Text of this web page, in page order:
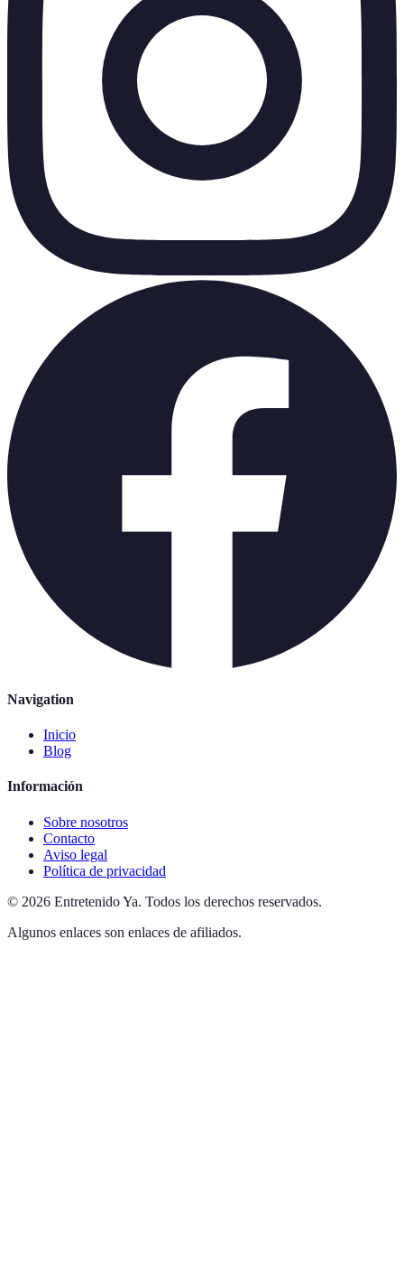
Navigation
Inicio
Blog
Información
Sobre nosotros
Contacto
Aviso legal
Política de privacidad
© 2026 Entretenido Ya. Todos los derechos reservados.
Algunos enlaces son enlaces de afiliados.